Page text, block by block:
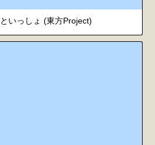
いっしょ (東方Project)